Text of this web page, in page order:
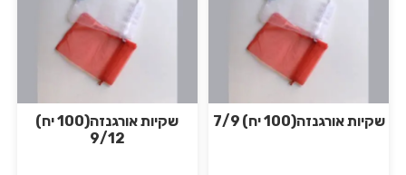
שקיות אורגנזה(100 יח) 7/9
שקיות אורגנזה(100 יח)
9/12